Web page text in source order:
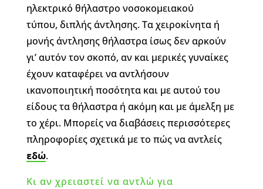
ηλεκτρικό θήλαστρο νοσοκομειακού
τύπου, διπλής άντλησης. Τα χειροκίνητα ή
μονής άντλησης θήλαστρα ίσως δεν αρκούν
γι’ αυτόν τον σκοπό, αν και μερικές γυναίκες
έχουν καταφέρει να αντλήσουν
ικανοποιητική ποσότητα και με αυτού του
είδους τα θήλαστρα ή ακόμη και με άμελξη με
το χέρι. Μπορείς να διαβάσεις περισσότερες
πληροφορίες σχετικά με το πώς να αντλείς
εδώ.
Κι αν χρειαστεί να αντλώ για